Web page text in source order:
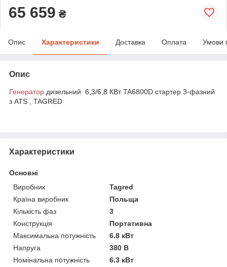
65 659 ₴
Опис Характеристики Доставка Оплата Умови
Опис
Генератор дизельний 6,3/6,8 КВт TA6800D стартер 3-фазний
з ATS , TAGRED
Характеристики
Основні
Виробник
Tagred
Країна виробник
Польща
Кількість фаз
3
Конструкція
Портативна
Максимальна потужність
6.8 кВт
Напруга
380 В
Номінальна потужність
6.3 кВт